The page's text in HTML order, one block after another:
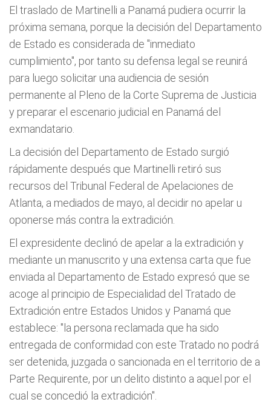
El traslado de Martinelli a Panamá pudiera ocurrir la
próxima semana, porque la decisión del Departamento
de Estado es considerada de "inmediato
cumplimiento", por tanto su defensa legal se reunirá
para luego solicitar una audiencia de sesión
permanente al Pleno de la Corte Suprema de Justicia
y preparar el escenario judicial en Panamá del
exmandatario.
La decisión del Departamento de Estado surgió
rápidamente después que Martinelli retiró sus
recursos del Tribunal Federal de Apelaciones de
Atlanta, a mediados de mayo, al decidir no apelar u
oponerse más contra la extradición.
El expresidente declinó de apelar a la extradición y
mediante un manuscrito y una extensa carta que fue
enviada al Departamento de Estado expresó que se
acoge al principio de Especialidad del Tratado de
Extradición entre Estados Unidos y Panamá que
establece: "la persona reclamada que ha sido
entregada de conformidad con este Tratado no podrá
ser detenida, juzgada o sancionada en el territorio de a
Parte Requirente, por un delito distinto a aquel por el
cual se concedió la extradición".